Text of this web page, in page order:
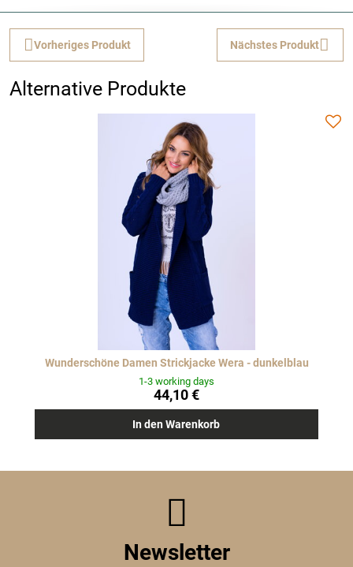
Vorheriges Produkt Nächstes Produkt
Alternative Produkte
Wunderschöne Damen Strickjacke Wera - dunkelblau
1-3 working days
44,10 €
In den Warenkorb
Newsletter